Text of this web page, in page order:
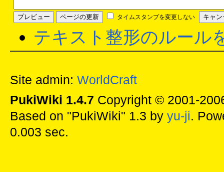
タイムスタンプを変更しない
テキスト整形のルール
Site admin: WorldCraft
PukiWiki 1.4.7 Copyright © 2001-
Based on "PukiWiki" 1.3 by yu-ji.
0.003 sec.